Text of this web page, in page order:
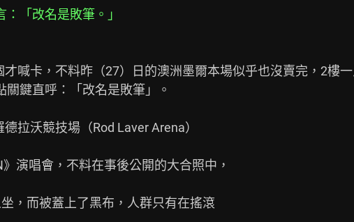
「改名是敗筆。」
喊卡，不料昨（27）日的澳洲墨爾本場似乎也沒賣完，2樓
鍵直呼：「改名是敗筆」。
拉沃競技場（Rod Laver Arena）
》演唱會，不料在事後公開的大合照中，
，而被蓋上了黑布，人群只有在搖滾